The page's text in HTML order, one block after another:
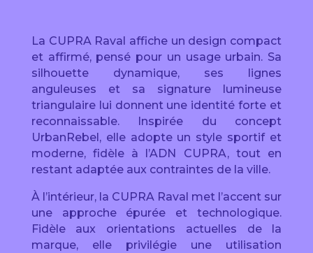
La CUPRA Raval affiche un design compact
et affirmé, pensé pour un usage urbain. Sa
silhouette dynamique, ses lignes
anguleuses et sa signature lumineuse
triangulaire lui donnent une identité forte et
reconnaissable. Inspirée du concept
UrbanRebel, elle adopte un style sportif et
moderne, fidèle à l’ADN CUPRA, tout en
restant adaptée aux contraintes de la ville.
À l’intérieur, la CUPRA Raval met l’accent sur
une approche épurée et technologique.
Fidèle aux orientations actuelles de la
marque, elle privilégie une utilisation